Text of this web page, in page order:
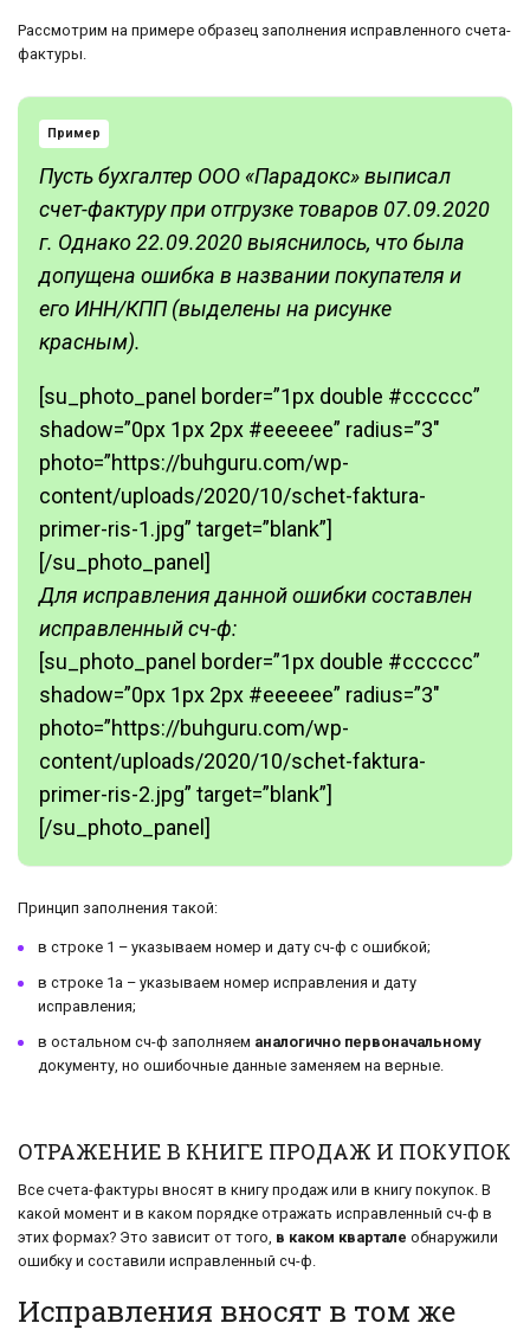
Рассмотрим на примере образец заполнения исправленного счета-
фактуры.
Пример
Пусть бухгалтер ООО «Парадокс» выписал
счет-фактуру при отгрузке товаров 07.09.2020
г. Однако 22.09.2020 выяснилось, что была
допущена ошибка в названии покупателя и
его ИНН/КПП (выделены на рисунке
красным).
[su_photo_panel border=”1px double #cccccc”
shadow=”0px 1px 2px #eeeeee” radius=”3″
photo=”https://buhguru.com/wp-
content/uploads/2020/10/schet-faktura-
primer-ris-1.jpg” target=”blank”]
[/su_photo_panel]
Для исправления данной ошибки составлен
исправленный сч-ф:
[su_photo_panel border=”1px double #cccccc”
shadow=”0px 1px 2px #eeeeee” radius=”3″
photo=”https://buhguru.com/wp-
content/uploads/2020/10/schet-faktura-
primer-ris-2.jpg” target=”blank”]
[/su_photo_panel]
Принцип заполнения такой:
в строке 1 – указываем номер и дату сч-ф с ошибкой;
в строке 1а – указываем номер исправления и дату
исправления;
в остальном сч-ф заполняем аналогично первоначальному
документу, но ошибочные данные заменяем на верные.
ОТРАЖЕНИЕ В КНИГЕ ПРОДАЖ И ПОКУПОК
Все счета-фактуры вносят в книгу продаж или в книгу покупок. В
какой момент и в каком порядке отражать исправленный сч-ф в
этих формах? Это зависит от того, в каком квартале обнаружили
ошибку и составили исправленный сч-ф.
Исправления вносят в том же